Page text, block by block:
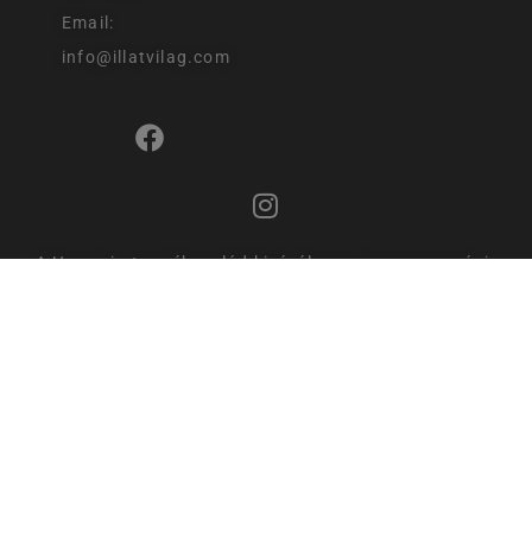
Email:
info@illatvilag.com
A Horomia termékcsalád kizárólagos magyarországi